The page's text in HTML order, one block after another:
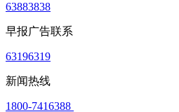
63883838
早报广告联系
63196319
新闻热线
1800-7416388